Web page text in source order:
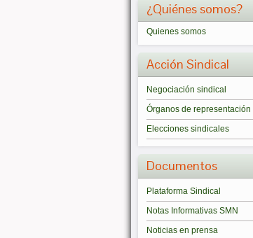
¿Quiénes somos?
Quienes somos
Acción Sindical
Negociación sindical
Órganos de representación
Elecciones sindicales
Documentos
Plataforma Sindical
Notas Informativas SMN
Noticias en prensa